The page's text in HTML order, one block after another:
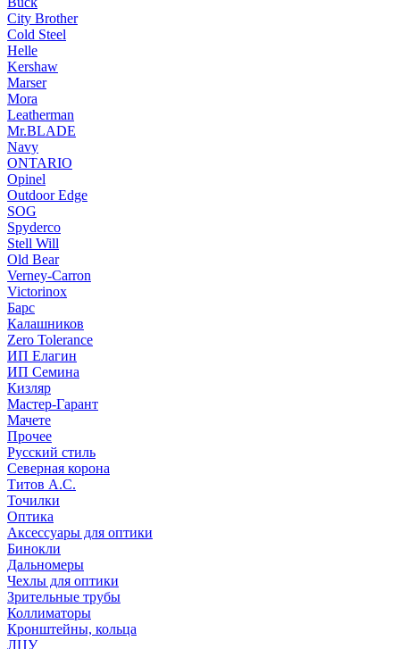
City Brother
Cold Steel
Helle
Kershaw
Marser
Mora
Leatherman
Mr.BLADE
Navy
ONTARIO
Opinel
Outdoor Edge
SOG
Spyderco
Stell Will
Old Bear
Verney-Carron
Victorinox
Барс
Калашников
Zero Tolerance
ИП Елагин
ИП Семина
Кизляр
Мастер-Гарант
Мачете
Прочее
Русский стиль
Северная корона
Титов А.С.
Точилки
Оптика
Аксессуары для оптики
Бинокли
Дальномеры
Чехлы для оптики
Зрительные трубы
Коллиматоры
Кронштейны, кольца
ЛЦУ